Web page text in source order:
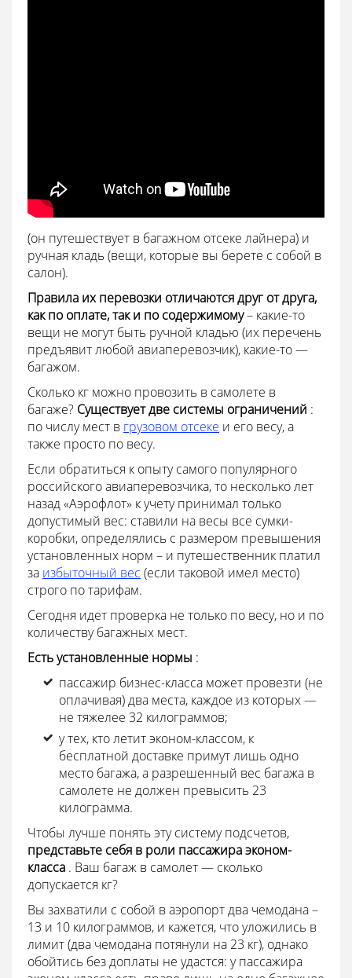
(он путешествует в багажном отсеке лайнера) и
ручная кладь (вещи, которые вы берете с собой в
салон).
Правила их перевозки отличаются друг от друга,
как по оплате, так и по содержимому– какие-то
вещи не могут быть ручной кладью (их перечень
предъявит любой авиаперевозчик), какие-то —
багажом.
Сколько кг можно провозить в самолете в
багаже? Существует две системы ограничений :
по числу мест в грузовом отсеке и его весу, а
также просто по весу.
Если обратиться к опыту самого популярного
российского авиаперевозчика, то несколько лет
назад «Аэрофлот» к учету принимал только
допустимый вес: ставили на весы все сумки-
коробки, определялись с размером превышения
установленных норм – и путешественник платил
за избыточный вес (если таковой имел место)
строго по тарифам.
Сегодня идет проверка не только по весу, но и по
количеству багажных мест.
Есть установленные нормы :
пассажир бизнес-класса может провезти (не
оплачивая) два места, каждое из которых —
не тяжелее 32 килограммов;
у тех, кто летит эконом-классом, к
бесплатной доставке примут лишь одно
место багажа, а разрешенный вес багажа в
самолете не должен превысить 23
килограмма.
Чтобы лучше понять эту систему подсчетов,
представьте себя в роли пассажира эконом-
класса . Ваш багаж в самолет — сколько
допускается кг?
Вы захватили с собой в аэропорт два чемодана –
13 и 10 килограммов, и кажется, что уложились в
лимит (два чемодана потянули на 23 кг), однако
обойтись без доплаты не удастся: у пассажира